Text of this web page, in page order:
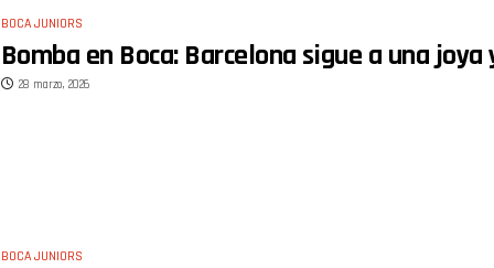
BOCA JUNIORS
Bomba en Boca: Barcelona sigue a una
28 marzo, 2026
BOCA JUNIORS